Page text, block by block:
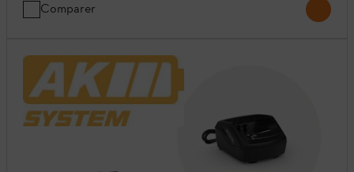
Comparer